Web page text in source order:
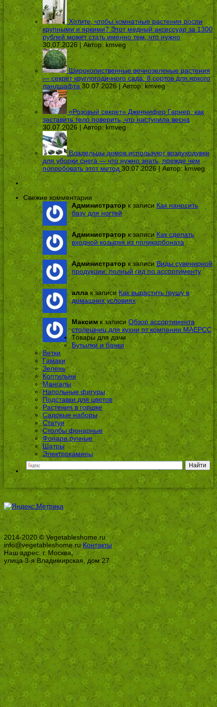
Хотите, чтобы комнатные растения росли
крупными и яркими? Этот медный аксессуар за 1300
рублей может стать именно тем, что нужно
30.07.2026 | Автор: kmveg
Широколиственные вечнозеленые растения
— секрет круглогодичного сада: 8 сортов для яркого
ландшафта 30.07.2026 | Автор:kmveg
«Розовый секрет» Дженнифер Гарнер: как
заставить тело поверить, что наступила весна
30.07.2026 | Автор:kmveg
Владельцы домов используют воздуходувки
для уборки снега — что нужно знать, прежде чем
попробовать этот метод 30.07.2026 | Автор:kmveg
Свежие комментарии
Администраторк записи Как наносить
базу для ногтей
Администратор к записиКак сделать
входной козырек из поликарбоната
Администратор к записиВиды сувенирной
продукции: полный гид по ассортименту
алла к записиКак вырастить грушу в
домашних условиях
Максим к записи Обзор ассортимента
столешниц для кухни от компании МАЕРСС
Товары для дачи
Бутылки и банки
Ветки
Гамаки
Зелень
Коптильни
Мангалы
Напольные фигуры
Подставки для цветов
Растения в горшке
Садовые наборы
Статуи
Столбы фонарные
Фонари ручные
Шатры
Электрокамины
2014-2020 © Vegetableshome.ru
info@vegetableshome.ruКонтакты
Наш адрес: г. Москва,
улица 3-я Владимирская, дом 27